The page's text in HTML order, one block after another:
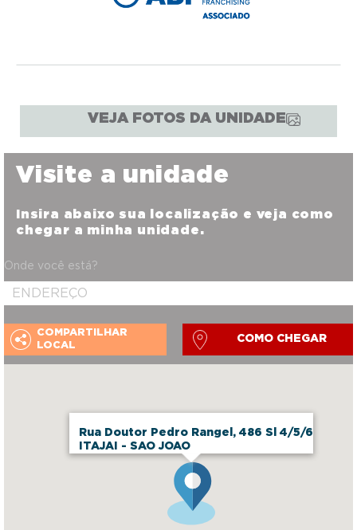
VEJA FOTOS DA UNIDADE
Rua Doutor Pedro Rangel, 486 Sl 4/5/6
ITAJAI - SAO JOAO
Visite a unidade
Insira abaixo sua localização e veja como
chegar a minha unidade.
Onde você está?
COMPARTILHAR
LOCAL
COMO CHEGAR